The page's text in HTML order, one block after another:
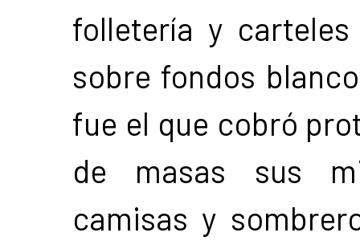
folletería y
sobre fondos
fue el que cobró
de masas sus
camisas y